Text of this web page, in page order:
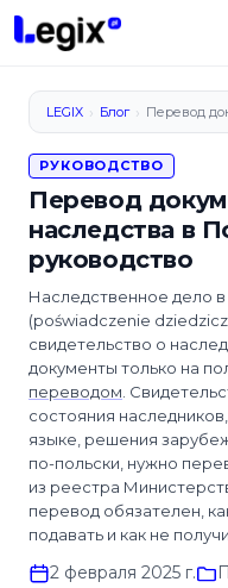
К основному
LEGIX › Блог ›
РУКОВОДСТВО
Перевод
наследства в
руководство
Наследственное дело
(poświadczenie
свидетельство о
документы только на
переводом .
состояния
языке, решения
по-польски, нужно
из реестра
перевод обязателен,
подавать и как не
2 февраля 2025 г.